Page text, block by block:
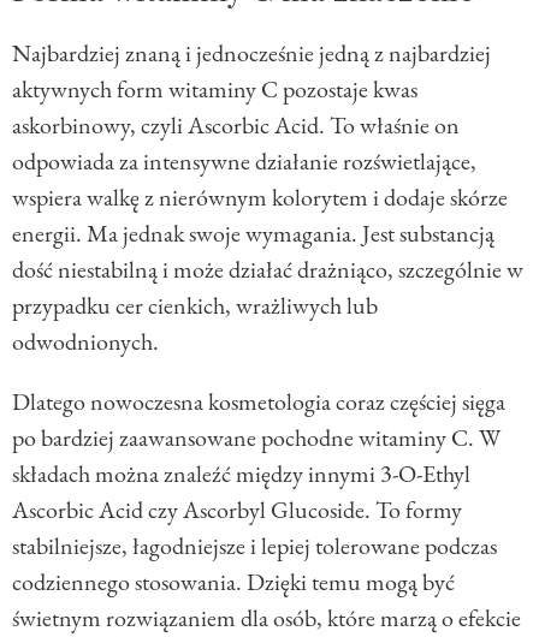
Najbardziej znaną i jednocześnie jedną z najbardziej
aktywnych form witaminy C pozostaje kwas
askorbinowy, czyli Ascorbic Acid. To właśnie on
odpowiada za intensywne działanie rozświetlające,
wspiera walkę z nierównym kolorytem i dodaje skórze
energii. Ma jednak swoje wymagania. Jest substancją
dość niestabilną i może działać drażniąco, szczególnie w
przypadku cer cienkich, wrażliwych lub
odwodnionych.
Dlatego nowoczesna kosmetologia coraz częściej sięga
po bardziej zaawansowane pochodne witaminy C. W
składach można znaleźć między innymi 3-O-Ethyl
Ascorbic Acid czy Ascorbyl Glucoside. To formy
stabilniejsze, łagodniejsze i lepiej tolerowane podczas
codziennego stosowania. Dzięki temu mogą być
świetnym rozwiązaniem dla osób, które marzą o efekcie